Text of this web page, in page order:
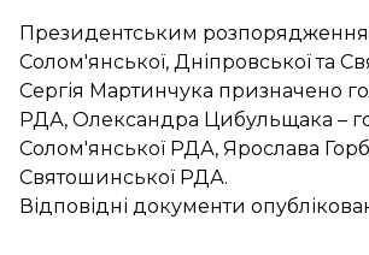
Президентським
Солом'янської, Дніпровської та
Сергія Мартинчука призначено
РДА, Олександра Цибульщака –
Солом'янської РДА, Ярослава
Святошинської РДА.
Відповідні документи